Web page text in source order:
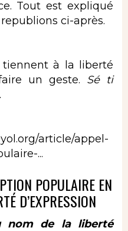
Tout est expliqué
ci-après.
à la liberté
un geste. Sé ti
article/appel-
...
POPULAIRE EN
D’EXPRESSION
nom de la liberté